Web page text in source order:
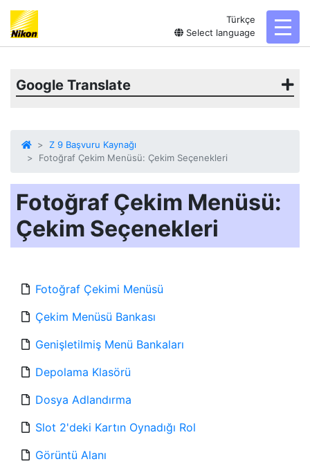
Türkçe
Select language
Google Translate
Z 9 Başvuru Kaynağı
Fotoğraf Çekim Menüsü: Çekim Seçenekleri
Fotoğraf Çekim Menüsü:
Çekim Seçenekleri
Fotoğraf Çekimi Menüsü
Çekim Menüsü Bankası
Genişletilmiş Menü Bankaları
Depolama Klasörü
Dosya Adlandırma
Slot 2'deki Kartın Oynadığı Rol
Görüntü Alanı